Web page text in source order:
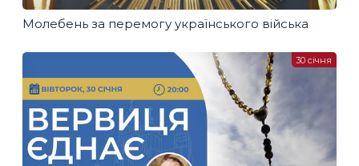
Молебень за перемогу українського війська
30 січня